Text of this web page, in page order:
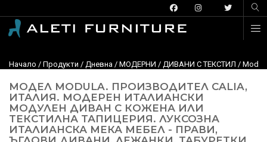
Начало / Продукти / Дневна / МОДЕРНИ / ДИВАНИ С ТЕКСТИЛ /
МОДЕЛ MODULA. ПРОИЗВОДИТЕЛ CALIA,
ИТАЛИЯ. МОДЕРЕН ИТАЛИАНСКИ
МОДУЛЕН ДИВАН С КОЖЕНА ИЛИ
ТЕКСТИЛНА ТАПИЦЕРИЯ. ЛУКСОЗНА
ИТАЛИАНСКА МЕКА МЕБЕЛ - ПРАВИ,